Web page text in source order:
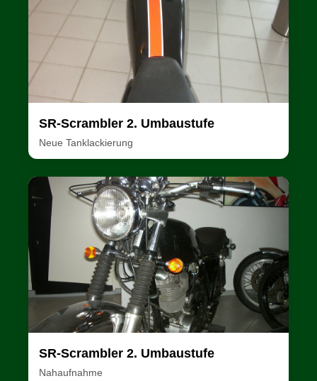
SR-Scrambler 2. Umbaustufe
Neue Tanklackierung
SR-Scrambler 2. Umbaustufe
Nahaufnahme